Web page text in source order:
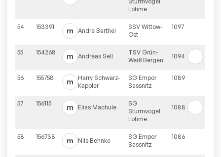
Lohme
54 153391 m Andre Barthel
SSV Wittow-
Ost
1097
55 154268 m Andreas Sell
TSV Grün-
Weiß Bergen
1094
56 155758 m Harry Schwarz-
Kappler
SG Empor
Sassnitz
1089
57 156115 m Elias Machule
SG
Sturmvogel
Lohme
1088
58 156738 m Nils Behnke
SG Empor
Sassnitz
1086